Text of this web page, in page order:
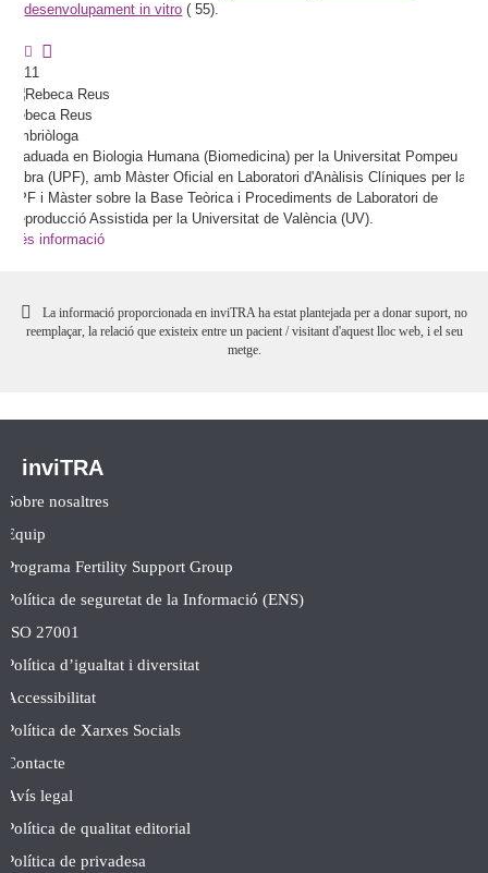
desenvolupament in vitro ( 55).
11
Rebeca Reus
Embriòloga
Graduada en Biologia Humana (Biomedicina) per la Universitat Pompeu
Fabra (UPF), amb Màster Oficial en Laboratori d'Anàlisis Clíniques per la
UPF i Màster sobre la Base Teòrica i Procediments de Laboratori de
Reproducció Assistida per la Universitat de València (UV).
Més informació
La informació proporcionada en inviTRA ha estat plantejada per a donar suport, no
reemplaçar, la relació que existeix entre un pacient / visitant d'aquest lloc web, i el seu
metge.
inviTRA
Sobre nosaltres
Equip
Programa Fertility Support Group
Política de seguretat de la Informació (ENS)
ISO 27001
Política d’igualtat i diversitat
Accessibilitat
Política de Xarxes Socials
Contacte
Avís legal
Política de qualitat editorial
Política de privadesa